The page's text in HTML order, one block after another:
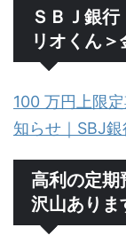
ＳＢＪ銀
リオくん
100 万円上限
知らせ｜SBJ銀
高利の定期
沢山ありま